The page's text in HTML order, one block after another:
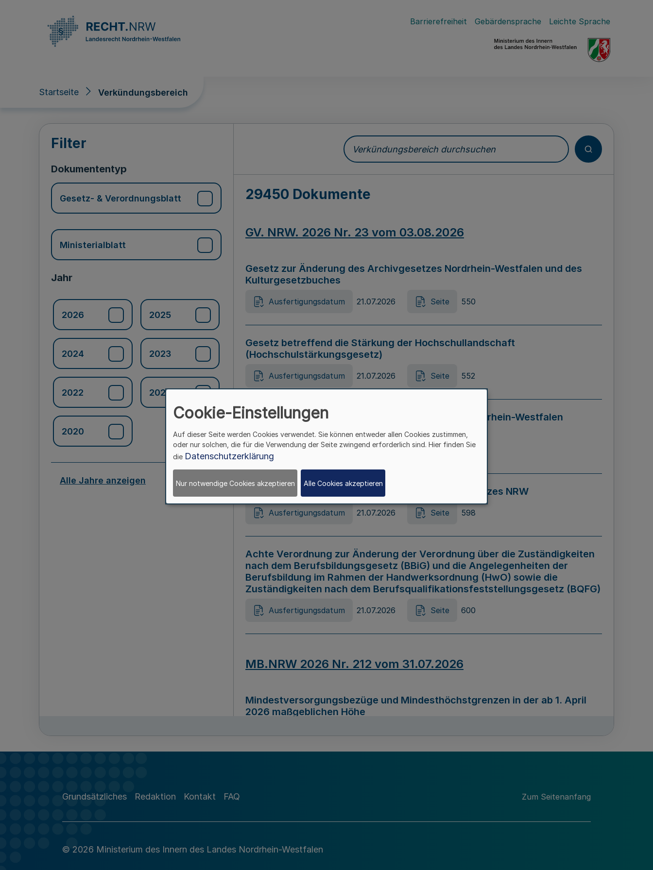
Barrierefreiheit Gebärdensprache Leichte Sprache
Startseite Verkündungsbereich
Verkündungsbereich
Filter
Dokumententyp
Gesetz- & Verordnungsblatt
Ministerialblatt
Jahr
2026 2025
2024 2023
2022 2021
2020
Alle Jahre anzeigen
Verkündungsbereich durchsuchen
29450 Dokumente
GV. NRW. 2026 Nr. 23 vom 03.08.2026
Gesetz zur Änderung des Archivgesetzes Nordrhein-Westfalen und des
Kulturgesetzbuches
Ausfertigungsdatum 21.07.2026 Seite 550
Gesetz betreffend die Stärkung der Hochschullandschaft
(Hochschulstärkungsgesetz)
Ausfertigungsdatum 21.07.2026 Seite 552
Gesetz zur Vermeidung von Diskriminierung in Nordrhein-Westfalen
(Landesantidiskriminierungsgesetz – LADG NRW)
Ausfertigungsdatum 21.07.2026 Seite 595
Gesetz zur Änderung des Online-Casinospiel Gesetzes NRW
Ausfertigungsdatum 21.07.2026 Seite 598
Achte Verordnung zur Änderung der Verordnung über die Zuständigkeiten
nach dem Berufsbildungsgesetz (BBiG) und die Angelegenheiten der
Berufsbildung im Rahmen der Handwerksordnung (HwO) sowie die
Zuständigkeiten nach dem Berufsqualifikationsfeststellungsgesetz (BQFG)
Ausfertigungsdatum 21.07.2026 Seite 600
MB.NRW 2026 Nr. 212 vom 31.07.2026
Mindestversorgungsbezüge und Mindesthöchstgrenzen in der ab 1. April
2026 maßgeblichen Höhe
Richtlinie zur Durchführung des Förderprogramms „Mittelstand Innovativ &
Grundsätzliches Redaktion Kontakt FAQ Zum Seitenanfang
© 2026 Ministerium des Innern des Landes Nordrhein-Westfalen
Cookie-Einstellungen
Auf dieser Seite werden Cookies verwendet. Sie können entweder allen Cookies zustimmen,
oder nur solchen, die für die Verwendung der Seite zwingend erforderlich sind. Hier finden Sie
die Datenschutzerklärung
Nur notwendige Cookies akzeptieren Alle Cookies akzeptieren